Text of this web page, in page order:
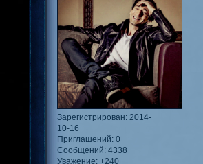
Зарегистрирован: 2014-
10-16
Приглашений: 0
Сообщений: 4338
Уважение: +240